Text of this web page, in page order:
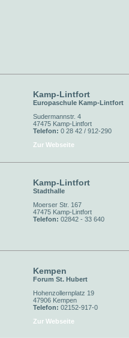
Kamp-Lintfort
Europaschule Kamp-Lintfort
Sudermannstr. 4
47475 Kamp-Lintfort
Telefon: 0 28 42 / 912-290
Zur Webseite
Kamp-Lintfort
Stadthalle
Moerser Str. 167
47475 Kamp-Lintfort
Telefon: 02842 - 33 640
Kempen
Forum St. Hubert
Hohenzollernplatz 19
47906 Kempen
Telefon: 02152-917-0
Zur Webseite